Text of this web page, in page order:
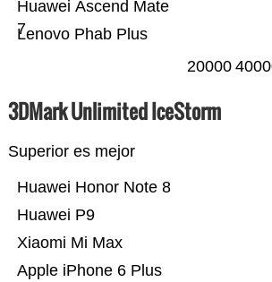
Lenovo Phab Plus
Huawei Ascend Mate
7
20000
3DMark Unlimited IceStorm
Superior es mejor
Apple iPhone 6 Plus
Xiaomi Mi Max
Huawei P9
Huawei Honor Note 8